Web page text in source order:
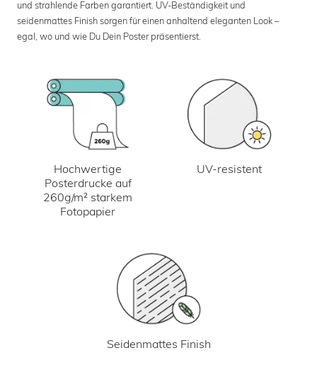
und strahlende Farben garantiert. UV-Beständigkeit und
seidenmattes Finish sorgen für einen anhaltend eleganten Look –
egal, wo und wie Du Dein Poster präsentierst.
Hochwertige
Posterdrucke auf
260g/m² starkem
Fotopapier
UV-resistent
Seidenmattes Finish